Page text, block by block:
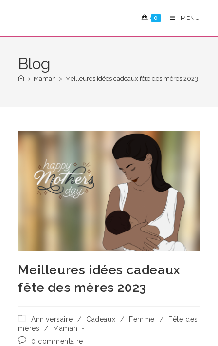
0 MENU
Blog
> Maman > Meilleures idées cadeaux fête des mères 2023
Meilleures idées cadeaux
fête des mères 2023
Post
category:
Anniversaire / Cadeaux / Femme /
Fête des
mères
/
Maman
Commentaires
0 commentaire